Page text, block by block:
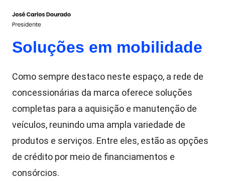
Soluções em mobilidade
Como sempre destaco neste espaço, a rede de
concessionárias da marca oferece soluções
completas para a aquisição e manutenção de
veículos, reunindo uma ampla variedade de
produtos e serviços. Entre eles, estão as opções
de crédito por meio de financiamentos e
consórcios.